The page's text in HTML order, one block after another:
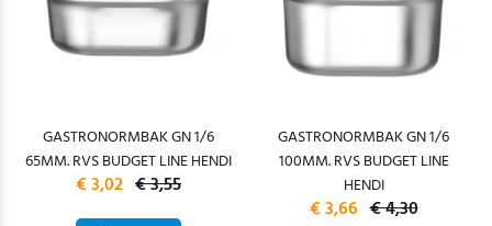
GASTRONORMBAK GN 1/6
65MM. RVS BUDGET LINE HENDI
€ 3,02 € 3,55
GASTRONORMBAK GN 1/6
100MM. RVS BUDGET LINE
HENDI
€ 3,66 € 4,30